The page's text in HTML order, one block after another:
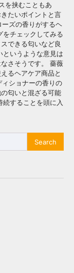
を挟むこともあ
たいポイントと言
ズの香りがするヘ
をチェックしてみる
できる匂いなど良
というような意見は
さそうです。 薔薇
るヘアケア商品と
ショナーの香りの
匂いと混ざる可能
することを頭に入